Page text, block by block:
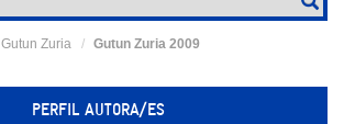
Gutun Zuria Gutun Zuria 2009
PERFIL AUTORA/ES